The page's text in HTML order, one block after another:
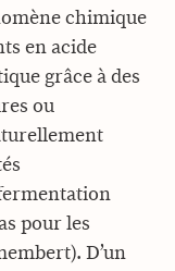
chimique
en acide
grâce à des
ou
pour les
D’un